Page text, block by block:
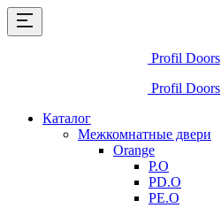
Profil Doors
Profil Doors
Каталог
Межкомнатные двери
Orange
P.O
PD.O
PE.O